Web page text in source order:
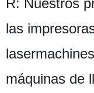
R: Nuestros
las
máquinas de